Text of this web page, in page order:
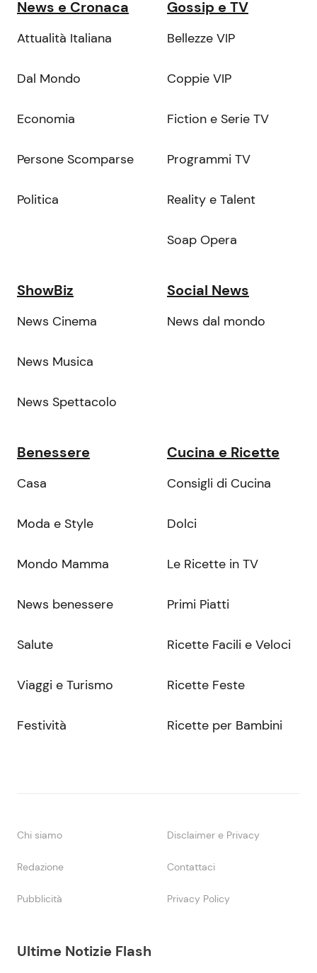
Ultime Notizie Flash
News e Cronaca
Attualità Italiana
Dal Mondo
Economia
Persone Scomparse
Politica
Gossip e TV
Bellezze VIP
Coppie VIP
Fiction e Serie TV
Programmi TV
Reality e Talent
Soap Opera
ShowBiz
News Cinema
News Musica
News Spettacolo
Social News
News dal mondo
Benessere
Casa
Moda e Style
Mondo Mamma
News benessere
Salute
Viaggi e Turismo
Festività
Cucina e Ricette
Consigli di Cucina
Dolci
Le Ricette in TV
Primi Piatti
Ricette Facili e Veloci
Ricette Feste
Ricette per Bambini
Chi siamo Disclaimer e Privacy
Redazione Contattaci
Pubblicità Privacy Policy